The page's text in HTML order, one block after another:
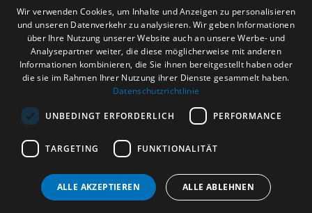
Zertifizierung / Mitgliedschaften
Datenschutzerklärung
Benachrichtigungsservice
Kontakt und Anfahrt
Wir verwenden Cookies, um Inhalte und Anzeigen zu personalisieren
und unseren Datenverkehr zu analysieren. Wir geben Informationen
über Ihre Nutzung unserer Website auch an unsere Werbe- und
Analysepartner weiter, die diese möglicherweise mit anderen
Informationen kombinieren, die Sie ihnen bereitgestellt haben oder
die sie im Rahmen Ihrer Nutzung ihrer Dienste gesammelt haben.
Datenschutzrichtlinie
UNBEDINGT ERFORDERLICH PERFORMANCE
TARGETING FUNKTIONALITÄT
ALLE AKZEPTIEREN ALLE ABLEHNEN